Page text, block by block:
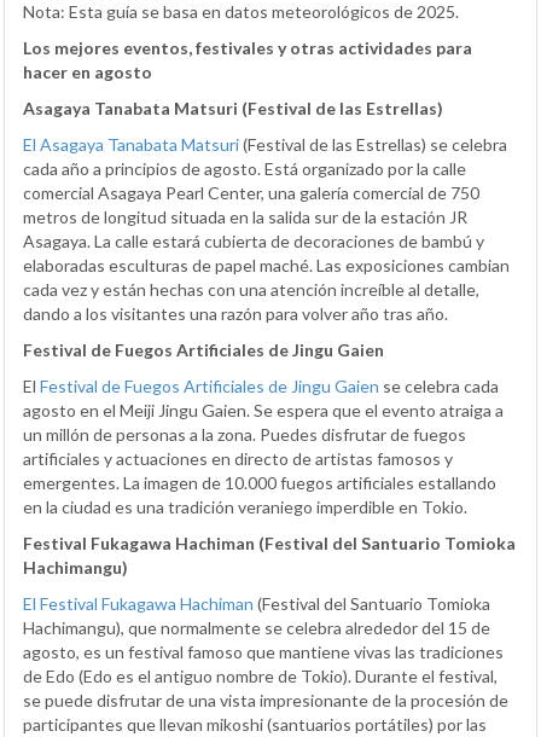
Nota: Esta guía se basa en datos meteorológicos de 2025.
Los mejores eventos, festivales y otras actividades para
hacer en agosto
Asagaya Tanabata Matsuri (Festival de las Estrellas)
El Asagaya Tanabata Matsuri(Festival de las Estrellas) se celebra
cada año a principios de agosto. Está organizado por la calle
comercial Asagaya Pearl Center, una galería comercial de 750
metros de longitud situada en la salida sur de la estación JR
Asagaya. La calle estará cubierta de decoraciones de bambú y
elaboradas esculturas de papel maché. Las exposiciones cambian
cada vez y están hechas con una atención increíble al detalle,
dando a los visitantes una razón para volver año tras año.
Festival de Fuegos Artificiales de Jingu Gaien
El Festival de Fuegos Artificiales de Jingu Gaien se celebra cada
agosto en el Meiji Jingu Gaien. Se espera que el evento atraiga a
un millón de personas a la zona. Puedes disfrutar de fuegos
artificiales y actuaciones en directo de artistas famosos y
emergentes. La imagen de 10.000 fuegos artificiales estallando
en la ciudad es una tradición veraniego imperdible en Tokio.
Festival Fukagawa Hachiman (Festival del Santuario Tomioka
Hachimangu)
El Festival Fukagawa Hachiman (Festival del Santuario Tomioka
Hachimangu), que normalmente se celebra alrededor del 15 de
agosto, es un festival famoso que mantiene vivas las tradiciones
de Edo (Edo es el antiguo nombre de Tokio). Durante el festival,
se puede disfrutar de una vista impresionante de la procesión de
participantes que llevan mikoshi (santuarios portátiles) por las